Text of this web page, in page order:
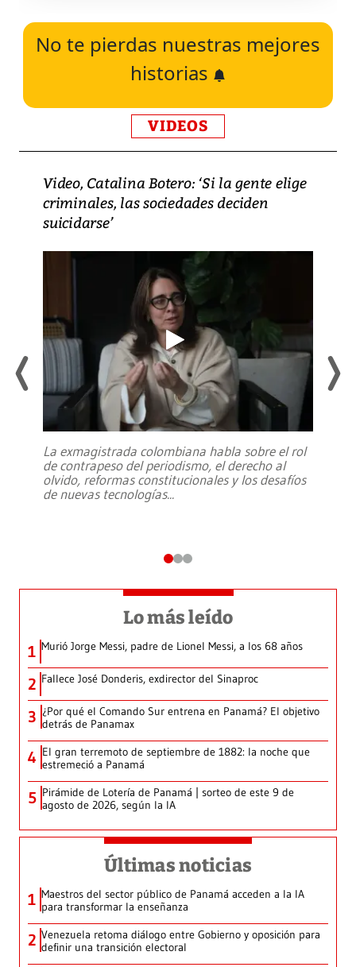
No te pierdas nuestras mejores
historias
VIDEOS
Video, Catalina Botero: ‘Si la gente elige
criminales, las sociedades deciden
suicidarse’
La exmagistrada colombiana habla sobre el rol
de contrapeso del periodismo, el derecho al
olvido, reformas constitucionales y los desafíos
de nuevas tecnologías...
Lo más leído
1 Murió Jorge Messi, padre de Lionel Messi, a los 68 años
2 Fallece José Donderis, exdirector del Sinaproc
3 ¿Por qué el Comando Sur entrena en Panamá? El objetivo
detrás de Panamax
4 El gran terremoto de septiembre de 1882: la noche que
estremeció a Panamá
5 Pirámide de Lotería de Panamá | sorteo de este 9 de
agosto de 2026, según la IA
Últimas noticias
1 Maestros del sector público de Panamá acceden a la IA
para transformar la enseñanza
2 Venezuela retoma diálogo entre Gobierno y oposición para
definir una transición electoral